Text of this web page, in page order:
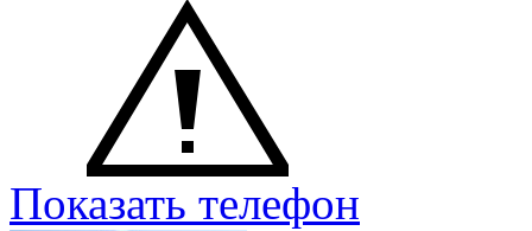
Показать телефон